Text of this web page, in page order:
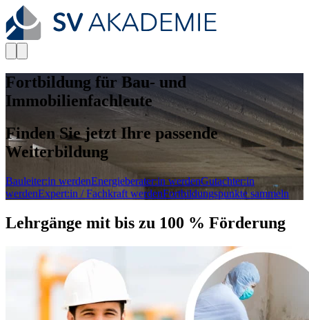
Fortbildung für Bau- und
Immobilienfachleute
Finden Sie jetzt Ihre passende
Weiterbildung
Bauleiter:in werdenEnergieberater:in werdenGutachter:in
werdenExpert:in / Fachkraft werdenFortbildungspunkte sammeln
Lehrgänge mit bis zu 100 % Förderung